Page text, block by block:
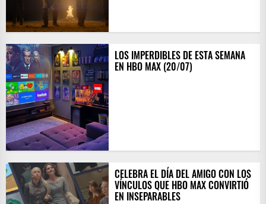
LOS IMPERDIBLES DE ESTA SEMANA
EN HBO MAX (20/07)
CELEBRA EL DÍA DEL AMIGO CON LOS
VÍNCULOS QUE HBO MAX CONVIRTIÓ
EN INSEPARABLES